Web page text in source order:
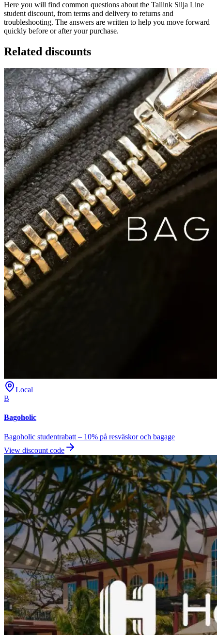
Here you will find common questions about the Tallink Silja Line
student discount, from terms and delivery to returns and
troubleshooting. The answers are written to help you move forward
quickly before or after your purchase.
Related discounts
Local
B
Bagoholic
Bagoholic studentrabatt – 10% på resväskor och bagage
View discount code